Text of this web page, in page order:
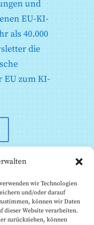
wir Technologien
und/oder darauf
können wir Daten
dieser Website verarbeiten.
zurückziehen, können
KI-
unter realen
Sicherheit und
gemäß Artikel
Modellen für
Zwecke
das Modell in ihr AI-
von KI-
und
EU-KI-
als 40.000
die
EU zum KI-